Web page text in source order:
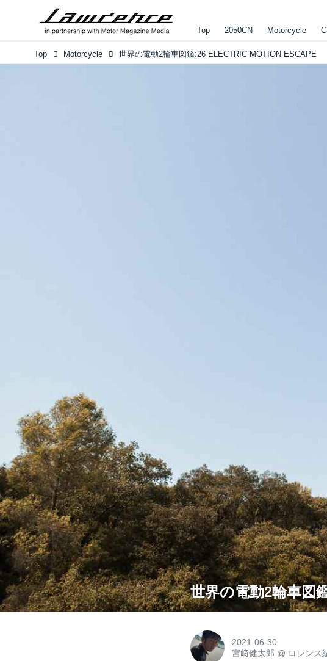
Top 2050CN Motorcycle
Top Motorcycle 世界の電動2輪車図鑑:26 ELECTRIC MOTION ESCAPE
世界の電動2輪車図
2021-06-30
宮﨑健太郎 @ ロレンス